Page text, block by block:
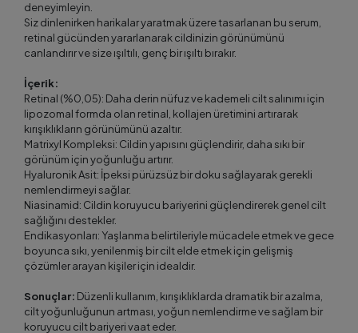
deneyimleyin.
Siz dinlenirken harikalar yaratmak üzere tasarlanan bu serum,
retinal gücünden yararlanarak cildinizin görünümünü
canlandırır ve size ışıltılı, genç bir ışıltı bırakır.
İçerik:
Retinal (%0,05): Daha derin nüfuz ve kademeli cilt salınımı için
lipozomal formda olan retinal, kollajen üretimini artırarak
kırışıklıkların görünümünü azaltır.
Matrixyl Kompleksi: Cildin yapısını güçlendirir, daha sıkı bir
görünüm için yoğunluğu artırır.
Hyaluronik Asit: İpeksi pürüzsüz bir doku sağlayarak gerekli
nemlendirmeyi sağlar.
Niasinamid: Cildin koruyucu bariyerini güçlendirerek genel cilt
sağlığını destekler.
Endikasyonları: Yaşlanma belirtileriyle mücadele etmek ve gece
boyunca sıkı, yenilenmiş bir cilt elde etmek için gelişmiş
çözümler arayan kişiler için idealdir.
Sonuçlar: Düzenli kullanım, kırışıklıklarda dramatik bir azalma,
cilt yoğunluğunun artması, yoğun nemlendirme ve sağlam bir
koruyucu cilt bariyeri vaat eder.